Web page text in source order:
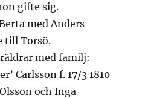
gifte sig.
med Anders
till Torsö.
med familj:
Carlsson f. 17/3 1810
och Inga